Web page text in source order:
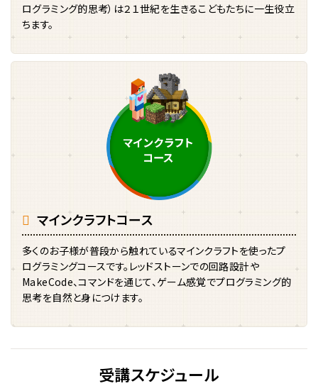
ログラミング的思考）は２１世紀を生きるこどもたちに一生役立
ちます。
マインクラフトコース
多くのお子様が普段から触れているマインクラフトを使ったプ
ログラミングコースです。レッドストーンでの回路設計や
MakeCode、コマンドを通じて、ゲーム感覚でプログラミング的
思考を自然と身につけます。
受講スケジュール